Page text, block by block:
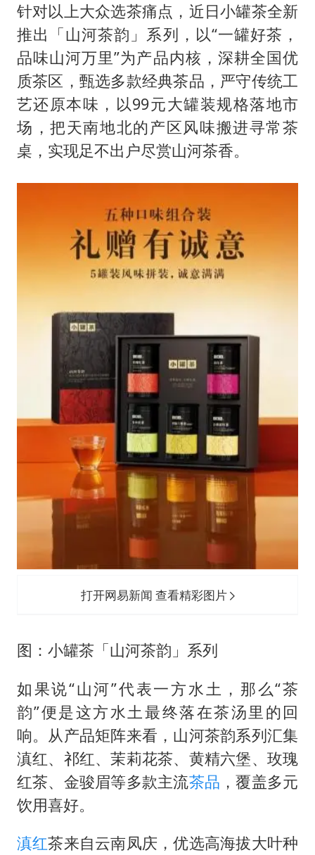
郑国霖回应去景区上班被保安拦下
我国编制完成新版全月地质图
“深圳地面沉降致车辆损坏”不实
奋进开新局 实干挑大梁
针对以上大众选茶痛点，近日小罐茶全新
推出「山河茶韵」系列，以“一罐好茶，
品味山河万里”为产品内核，深耕全国优
质茶区，甄选多款经典茶品，严守传统工
艺还原本味，以99元大罐装规格落地市
场，把天南地北的产区风味搬进寻常茶
桌，实现足不出户尽赏山河茶香。
打开网易新闻 查看精彩图片
图：小罐茶「山河茶韵」系列
如果说“山河”代表一方水土，那么“茶
韵”便是这方水土最终落在茶汤里的回
响。从产品矩阵来看，山河茶韵系列汇集
滇红、祁红、茉莉花茶、黄精六堡、玫瑰
红茶、金骏眉等多款主流茶品 ，覆盖多元
饮用喜好。
滇红茶来自云南凤庆，优选高海拔大叶种